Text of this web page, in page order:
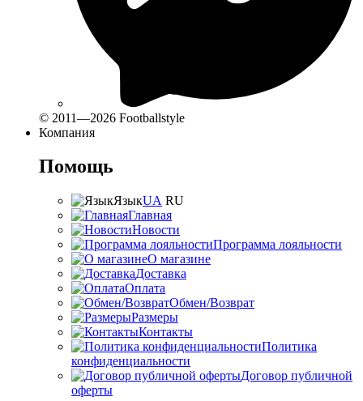
© 2011—2026 Footballstyle
Компания
Помощь
ЯзыкUA RU
Главная
Новости
Программа лояльности
О магазине
Доставка
Оплата
Обмен/Возврат
Размеры
Контакты
Политика
конфиденциальности
Договор публичной
оферты